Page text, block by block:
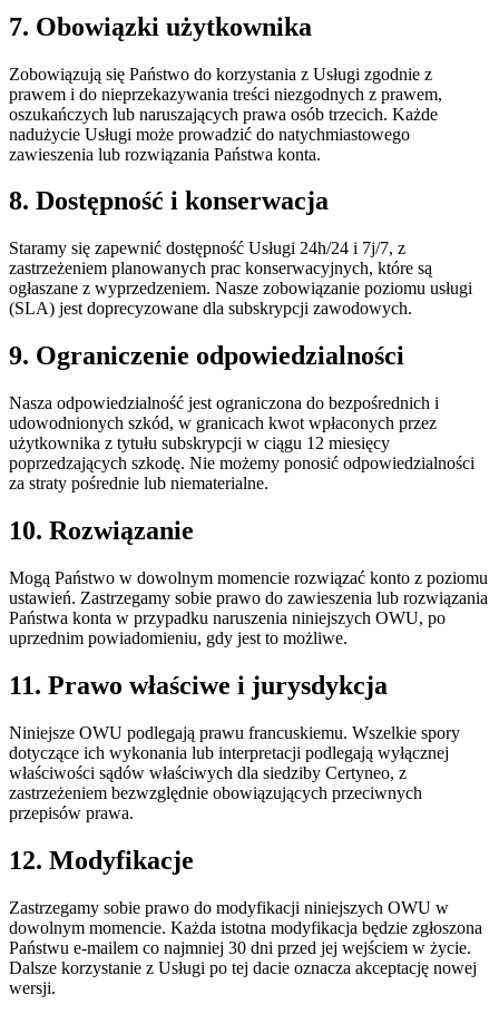
7. Obowiązki użytkownika
Zobowiązują się Państwo do korzystania z Usługi zgodnie z
prawem i do nieprzekazywania treści niezgodnych z prawem,
oszukańczych lub naruszających prawa osób trzecich. Każde
nadużycie Usługi może prowadzić do natychmiastowego
zawieszenia lub rozwiązania Państwa konta.
8. Dostępność i konserwacja
Staramy się zapewnić dostępność Usługi 24h/24 i 7j/7, z
zastrzeżeniem planowanych prac konserwacyjnych, które są
ogłaszane z wyprzedzeniem. Nasze zobowiązanie poziomu usługi
(SLA) jest doprecyzowane dla subskrypcji zawodowych.
9. Ograniczenie odpowiedzialności
Nasza odpowiedzialność jest ograniczona do bezpośrednich i
udowodnionych szkód, w granicach kwot wpłaconych przez
użytkownika z tytułu subskrypcji w ciągu 12 miesięcy
poprzedzających szkodę. Nie możemy ponosić odpowiedzialności
za straty pośrednie lub niematerialne.
10. Rozwiązanie
Mogą Państwo w dowolnym momencie rozwiązać konto z poziomu
ustawień. Zastrzegamy sobie prawo do zawieszenia lub rozwiązania
Państwa konta w przypadku naruszenia niniejszych OWU, po
uprzednim powiadomieniu, gdy jest to możliwe.
11. Prawo właściwe i jurysdykcja
Niniejsze OWU podlegają prawu francuskiemu. Wszelkie spory
dotyczące ich wykonania lub interpretacji podlegają wyłącznej
właściwości sądów właściwych dla siedziby Certyneo, z
zastrzeżeniem bezwzględnie obowiązujących przeciwnych
przepisów prawa.
12. Modyfikacje
Zastrzegamy sobie prawo do modyfikacji niniejszych OWU w
dowolnym momencie. Każda istotna modyfikacja będzie zgłoszona
Państwu e-mailem co najmniej 30 dni przed jej wejściem w życie.
Dalsze korzystanie z Usługi po tej dacie oznacza akceptację nowej
wersji.